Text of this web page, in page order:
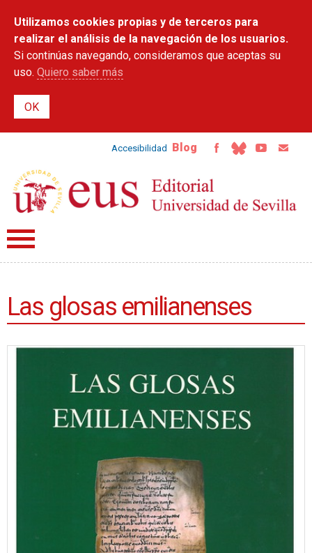
contenido
principal
Utilizamos cookies propias y de terceros para
realizar el análisis de la navegación de los usuarios.
Si continúas navegando, consideramos que aceptas su
uso. Quiero saber más
Accesibilidad Blog
Las glosas emilianenses